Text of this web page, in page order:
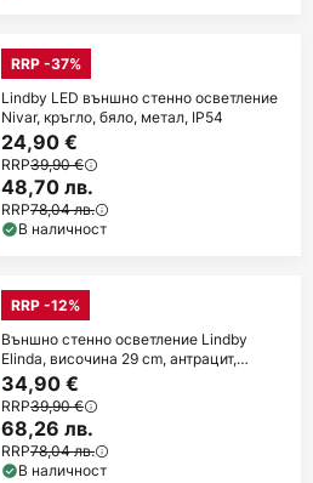
RRP -37%
Lindby LED външно стенно осветление
Nivar, кръгло, бяло, метал, IP54
24,90 €
RRP39,90 €
48,70 лв.
RRP78,04 лв.
В наличност
RRP -12%
Външно стенно осветление Lindby
Elinda, височина 29 cm, антрацит,
стъкло
34,90 €
RRP39,90 €
68,26 лв.
RRP78,04 лв.
В наличност